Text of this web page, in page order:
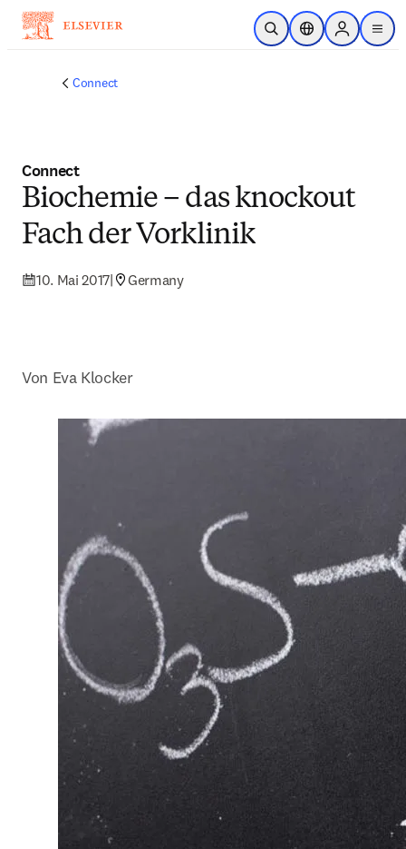
Zum Hauptinhalt wechseln
Suche öffnenStandortauswahl
Sign in to
menu
Connect
Connect
Biochemie – das knockout
Fach der Vorklinik
10. Mai 2017| Germany
Von Eva Klocker